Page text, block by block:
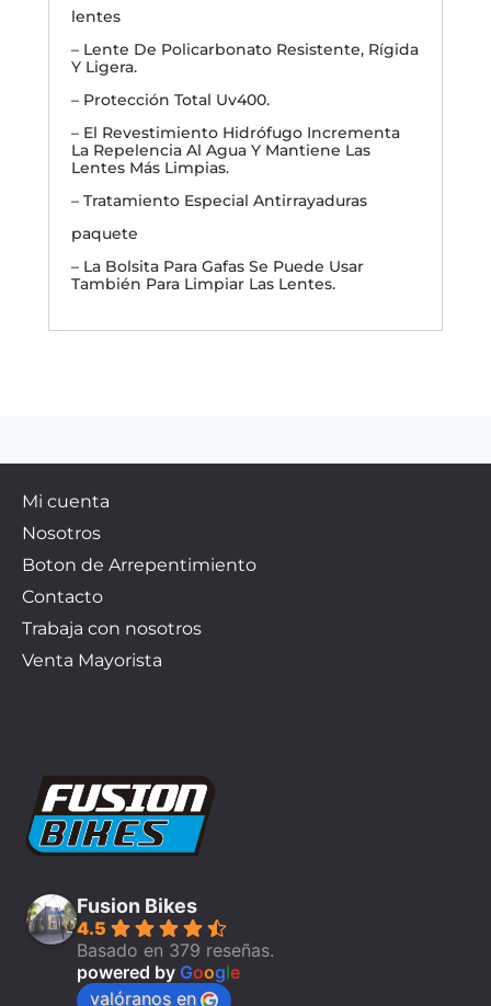
lentes
– Lente De Policarbonato Resistente, Rígida
Y Ligera.
– Protección Total Uv400.
– El Revestimiento Hidrófugo Incrementa
La Repelencia Al Agua Y Mantiene Las
Lentes Más Limpias.
– Tratamiento Especial Antirrayaduras
paquete
– La Bolsita Para Gafas Se Puede Usar
También Para Limpiar Las Lentes.
Mi cuenta
Nosotros
Boton de Arrepentimiento
Contacto
Trabaja con nosotros
Venta Mayorista
Fusion Bikes
4.5
Basado en 379 reseñas.
powered by Google
valóranos en